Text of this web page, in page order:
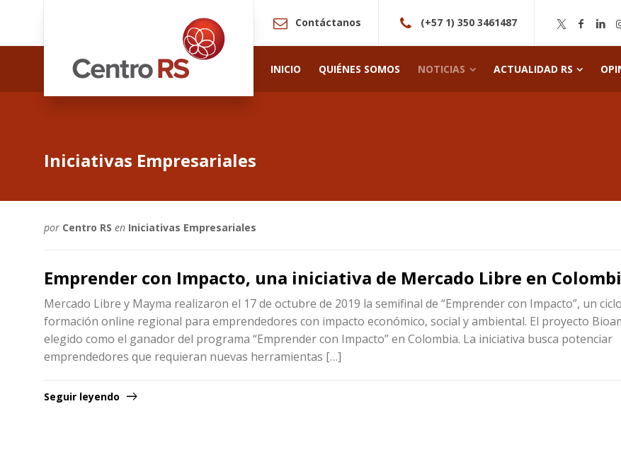
Contáctanos (+57 1) 350 3461487
INICIO QUIÉNES SOMOS NOTICIAS ACTUALIDAD RS
Iniciativas Empresariales
por Centro RS en Iniciativas Empresariales
Emprender con Impacto, una iniciativa de Mercado Libre en
Mercado Libre y Mayma realizaron el 17 de octubre de 2019 la semifinal de “Emprender con Impacto”, un
formación online regional para emprendedores con impacto económico, social y ambiental. El proyecto
elegido como el ganador del programa “Emprender con Impacto” en Colombia. La iniciativa busca potenciar
emprendedores que requieran nuevas herramientas […]
Seguir leyendo